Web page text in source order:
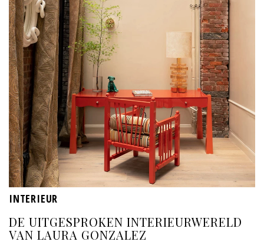
INTERIEUR
DE UITGESPROKEN INTERIEURWERELD
VAN LAURA GONZALEZ